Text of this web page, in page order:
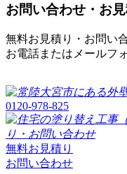
お問い合わせ・お見
無料お見積り・お問い
お電話またはメールフ
0120-978-825
無料お見積り
お問い合わせ